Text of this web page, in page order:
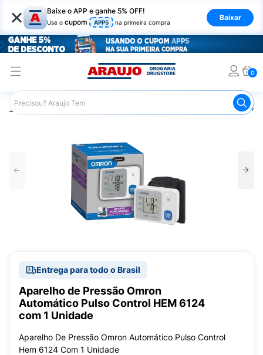
× Baixe o APP e ganhe 5% OFF!
Use o cupom APP5 na primeira compra
Baixar
0
Araujo Saúde e Bem Estar Monitores e Medidores de
Entrega para todo o Brasil
Aparelho de Pressão Omron
Automático Pulso Control HEM 6124
com 1 Unidade
Aparelho De Pressão Omron Automático Pulso Control
Hem 6124 Com 1 Unidade